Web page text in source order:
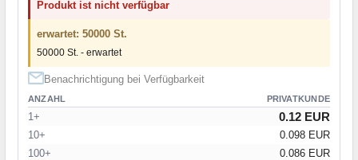
Produkt ist nicht verfügbar
erwartet: 50000 St.
50000 St. - erwartet
Benachrichtigung bei Verfügbarkeit
ANZAHL PRIVATKUNDE
1+ 0.12 EUR
10+
0.098 EUR
100+
0.086 EUR